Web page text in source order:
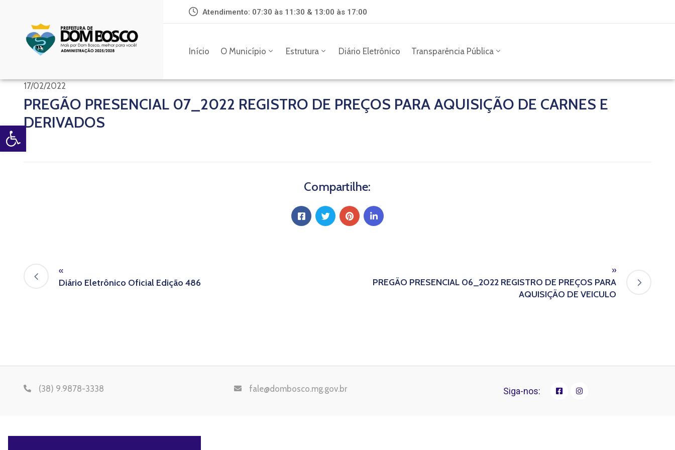
Open toolbar
Atendimento: 07:30 às 11:30 & 13:00 às 17:00
Início O Município Estrutura Diário Eletrônico Transparência Pública
17/02/2022
PREGÃO PRESENCIAL 07_2022 REGISTRO DE PREÇOS PARA AQUISIÇÃO DE CARNES E
DERIVADOS
Compartilhe:
«
Diário Eletrônico Oficial Edição 486
»
PREGÃO PRESENCIAL 06_2022 REGISTRO DE PREÇOS PARA
AQUISIÇÃO DE VEICULO
(38) 9.9878-3338 fale@dombosco.mg.gov.br Siga-nos: